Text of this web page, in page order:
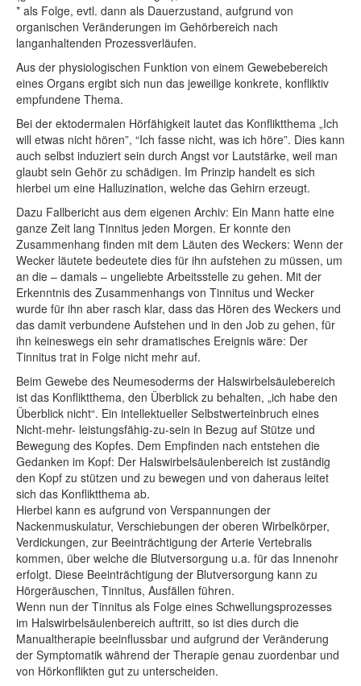
* als Folge, evtl. dann als Dauerzustand, aufgrund von
organischen Veränderungen im Gehörbereich nach
langanhaltenden Prozessverläufen.
Aus der physiologischen Funktion von einem Gewebebereich
eines Organs ergibt sich nun das jeweilige konkrete, konfliktiv
empfundene Thema.
Bei der ektodermalen Hörfähigkeit lautet das Konfliktthema „Ich
will etwas nicht hören”, “Ich fasse nicht, was ich höre”. Dies kann
auch selbst induziert sein durch Angst vor Lautstärke, weil man
glaubt sein Gehör zu schädigen. Im Prinzip handelt es sich
hierbei um eine Halluzination, welche das Gehirn erzeugt.
Dazu Fallbericht aus dem eigenen Archiv: Ein Mann hatte eine
ganze Zeit lang Tinnitus jeden Morgen. Er konnte den
Zusammenhang finden mit dem Läuten des Weckers: Wenn der
Wecker läutete bedeutete dies für ihn aufstehen zu müssen, um
an die – damals – ungeliebte Arbeitsstelle zu gehen. Mit der
Erkenntnis des Zusammenhangs von Tinnitus und Wecker
wurde für ihn aber rasch klar, dass das Hören des Weckers und
das damit verbundene Aufstehen und in den Job zu gehen, für
ihn keineswegs ein sehr dramatisches Ereignis wäre: Der
Tinnitus trat in Folge nicht mehr auf.
Beim Gewebe des Neumesoderms der Halswirbelsäulebereich
ist das Konfliktthema, den Überblick zu behalten, „ich habe den
Überblick nicht“. Ein intellektueller Selbstwerteinbruch eines
Nicht-mehr- leistungsfähig-zu-sein in Bezug auf Stütze und
Bewegung des Kopfes. Dem Empfinden nach entstehen die
Gedanken im Kopf: Der Halswirbelsäulenbereich ist zuständig
den Kopf zu stützen und zu bewegen und von daheraus leitet
sich das Konfliktthema ab.
Hierbei kann es aufgrund von Verspannungen der
Nackenmuskulatur, Verschiebungen der oberen Wirbelkörper,
Verdickungen, zur Beeinträchtigung der Arterie Vertebralis
kommen, über welche die Blutversorgung u.a. für das Innenohr
erfolgt. Diese Beeinträchtigung der Blutversorgung kann zu
Hörgeräuschen, Tinnitus, Ausfällen führen.
Wenn nun der Tinnitus als Folge eines Schwellungsprozesses
im Halswirbelsäulenbereich auftritt, so ist dies durch die
Manualtherapie beeinflussbar und aufgrund der Veränderung
der Symptomatik während der Therapie genau zuordenbar und
von Hörkonflikten gut zu unterscheiden.